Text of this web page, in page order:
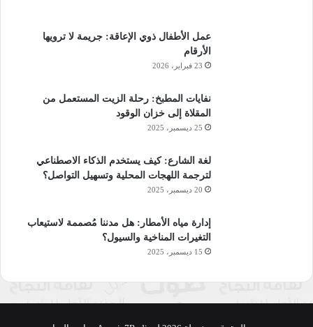
عمل الأطفال ذوي الإعاقة: جريمة لا ترويها
الأرقام
23 فبراير، 2026
نفايات المطبخ: رحلة الزيت المستعمل من
المقلاة إلى خزان الوقود
25 ديسمبر، 2025
لغة الشارع: كيف يستخدم الذكاء الاصطناعي
لترجمة اللهجات المحلية وتسهيل التواصل؟
20 ديسمبر، 2025
إدارة مياه الأمطار: هل مدننا مُصممة لاستيعاب
التغيرات المناخية والسيول؟
15 ديسمبر، 2025